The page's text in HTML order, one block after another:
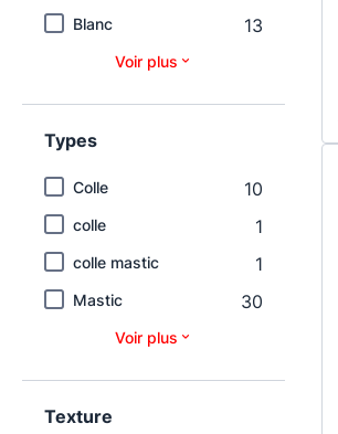
Blanc 13
Voir plus
Types
Colle 10
colle 1
colle mastic 1
Mastic 30
Voir plus
Texture